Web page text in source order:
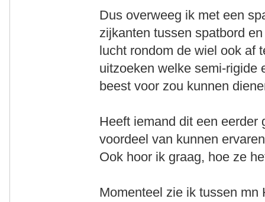
Dus overweeg ik met een
zijkanten tussen spatbord
lucht rondom de wiel ook af
uitzoeken welke semi-rigide
beest voor zou kunnen
Heeft iemand dit een eerder
voordeel van kunnen
Ook hoor ik graag, hoe ze
Momenteel zie ik tussen